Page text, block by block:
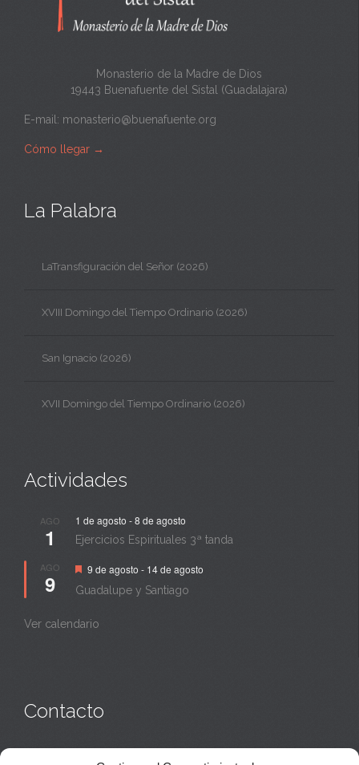
a
Monasterio de la Madre de Dios
19443 Buenafuente del Sistal (Guadalajara)
E-mail: monasterio@buenafuente.org
Cómo llegar →
La Palabra
LaTransfiguración del Señor (2026)
XVIII Domingo del Tiempo Ordinario (2026)
San Ignacio (2026)
XVII Domingo del Tiempo Ordinario (2026)
Actividades
AGO
1
1 de agosto -8 de agosto
Ejercicios Espirituales 3ª tanda
AGO
9
Destacado
9 de agosto - 14 de agosto
Guadalupe y Santiago
Ver calendario
Contacto
Monasterio:949 835 032